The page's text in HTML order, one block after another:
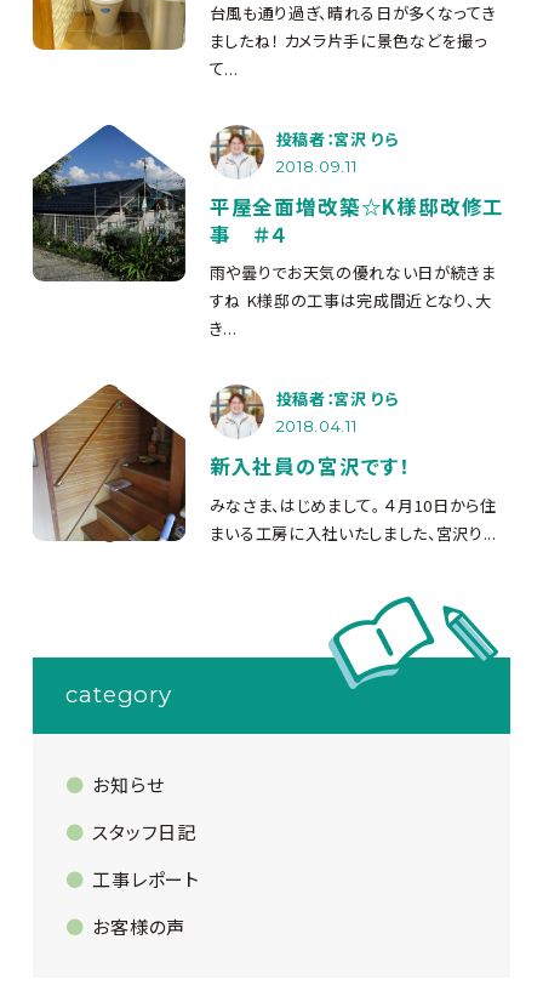
台風も通り過ぎ、晴れる日が多くなってき
ましたね！ カメラ片手に景色などを撮っ
て...
投稿者：宮沢 りら
2018.09.11
平屋全面増改築☆K様邸改修工
事 ＃４
雨や曇りでお天気の優れない日が続きま
すね K様邸の工事は完成間近となり、大
き...
投稿者：宮沢 りら
2018.04.11
新入社員の宮沢です！
みなさま、はじめまして。 ４月10日から住
まいる工房に入社いたしました、宮沢り...
category
お知らせ
スタッフ日記
工事レポート
お客様の声